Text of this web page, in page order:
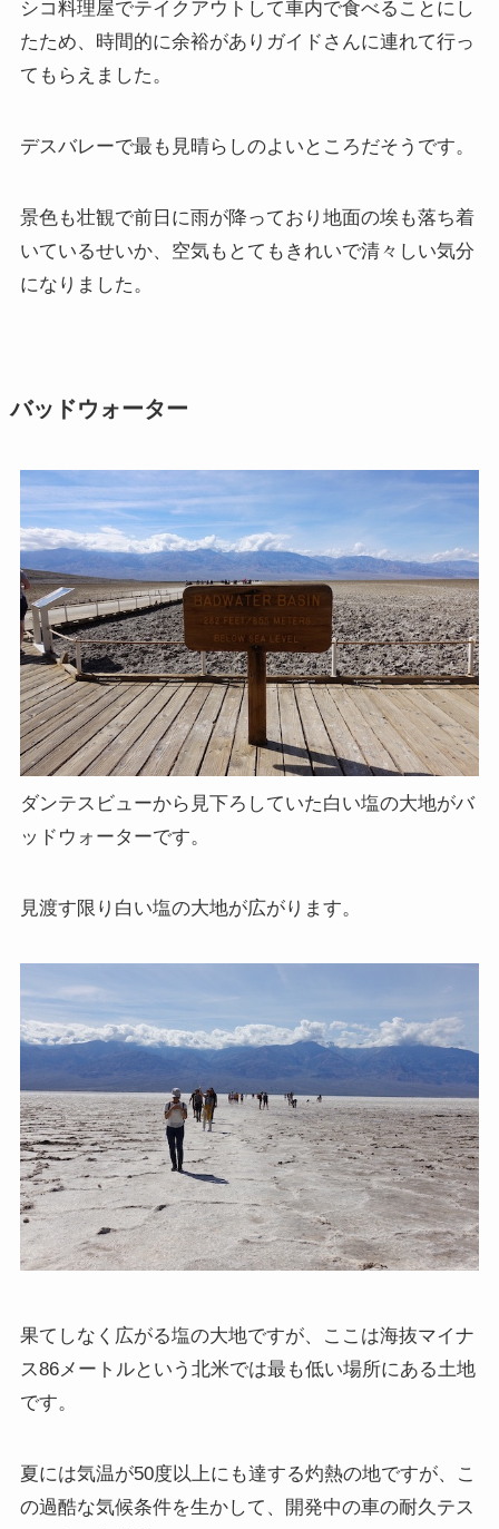
シコ料理屋でテイクアウトして車内で食べることにし
たため、時間的に余裕がありガイドさんに連れて行っ
てもらえました。
デスバレーで最も見晴らしのよいところだそうです。
景色も壮観で前日に雨が降っており地面の埃も落ち着
いているせいか、空気もとてもきれいで清々しい気分
になりました。
バッドウォーター
ダンテスビューから見下ろしていた白い塩の大地がバ
ッドウォーターです。
見渡す限り白い塩の大地が広がります。
果てしなく広がる塩の大地ですが、ここは海抜マイナ
ス86メートルという北米では最も低い場所にある土地
です。
夏には気温が50度以上にも達する灼熱の地ですが、こ
の過酷な気候条件を生かして、開発中の車の耐久テス